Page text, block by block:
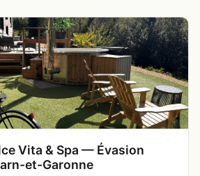
Vita & Spa — Évasion
et-Garonne